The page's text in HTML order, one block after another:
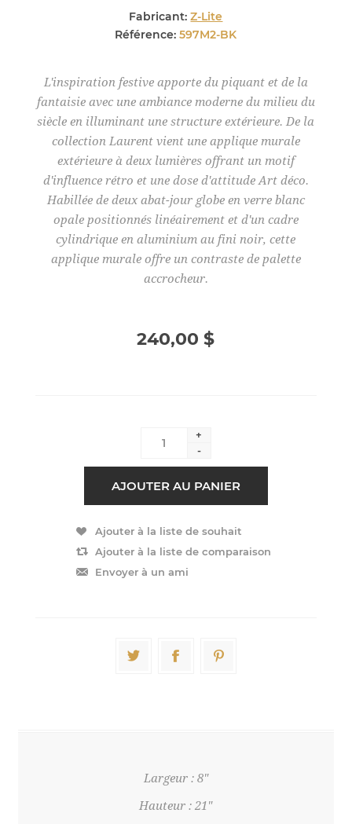
Fabricant: Z-Lite
Référence: 597M2-BK
L'inspiration festive apporte du piquant et de la
fantaisie avec une ambiance moderne du milieu du
siècle en illuminant une structure extérieure. De la
collection Laurent vient une applique murale
extérieure à deux lumières offrant un motif
d'influence rétro et une dose d'attitude Art déco.
Habillée de deux abat-jour globe en verre blanc
opale positionnés linéairement et d'un cadre
cylindrique en aluminium au fini noir, cette
applique murale offre un contraste de palette
accrocheur.
240,00 $
+
-
Largeur : 8"
Hauteur : 21"